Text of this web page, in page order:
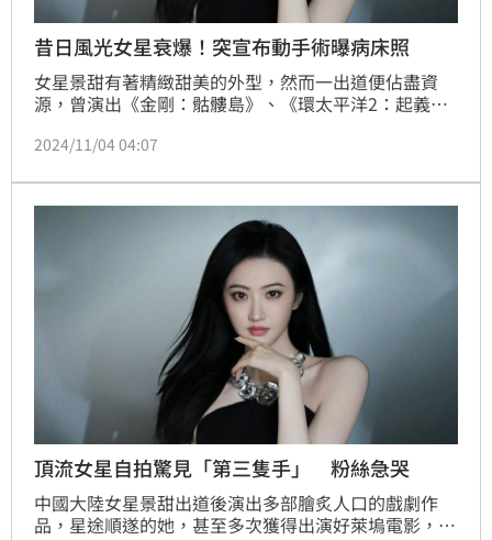
昔日風光女星衰爆！突宣布動手術曝病床照
女星景甜有著精緻甜美的外型，然而一出道便佔盡資
源，曾演出《金剛：骷髏島》、《環太平洋2：起義時
檔大咖男星麥克戴蒙、劉德華、彭于晏等巨星搭戲，無
不利，不僅鬧出前男友床照與影片外流，4日更無預警
公開病床影片，坦言正因傷接受手術，包括磨骨、縫合
韌帶以及打釘子等，讓粉絲相當擔心。
2024/11/04 04:07
頂流女星自拍驚見「第三隻手」 粉絲急哭
中國大陸女星景甜出道後演出多部膾炙人口的戲劇作
品，星途順遂的她，甚至多次獲得出演好萊塢電影，受